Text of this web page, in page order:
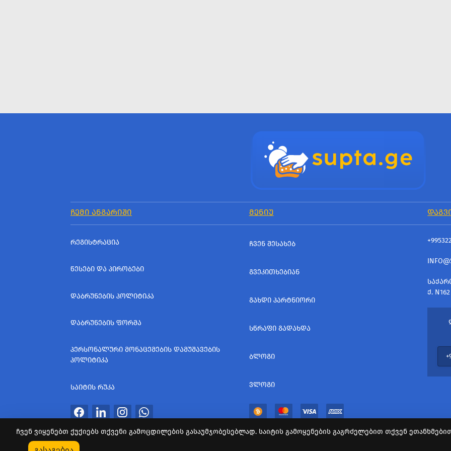
ᲩᲔᲛᲘ ᲐᲜᲒᲐᲠᲘᲨᲘ ᲛᲔᲜᲘᲣ
ᲠᲔᲒᲘᲡᲢᲠᲐᲪᲘᲐ
ᲬᲔᲡᲔᲑᲘ ᲓᲐ ᲞᲘᲠᲝᲑᲔᲑᲘ
ᲓᲐᲑᲠᲣᲜᲔᲑᲘᲡ ᲞᲝᲚᲘᲢᲘᲙᲐ
ᲓᲐᲑᲠᲣᲜᲔᲑᲘᲡ ᲤᲝᲠᲛᲐ
ᲞᲔᲠᲡᲝᲜᲐᲚᲣᲠᲘ ᲛᲝᲜᲐᲪᲔᲛᲔᲑᲘᲡ ᲓᲐᲛᲣᲨᲐᲕᲔᲑᲘᲡ
ᲞᲝᲚᲘᲢᲘᲙᲐ
ᲡᲐᲘᲢᲘᲡ ᲠᲣᲙᲐ
ᲩᲕᲔᲜ ᲨᲔᲡᲐᲮᲔᲑ
ᲒᲕᲔᲙᲘᲗᲮᲔᲑᲘᲐᲜ
ᲒᲐᲮᲓᲘ ᲞᲐᲠᲢᲜᲘᲝᲠᲘ
ᲡᲬᲠᲐᲤᲘ ᲒᲐᲓᲐᲮᲓᲐ
ᲑᲚᲝᲒᲘ
ᲕᲚᲝᲒᲘ
Ქ. N162
ყველა უფლება დაცულია
ჩვენ ვიყენებთ ქუქიებს თქვენი გამოცდილების გასაუმჯობესებლად. საიტის გამოყენების გაგრძელებით თქვენ